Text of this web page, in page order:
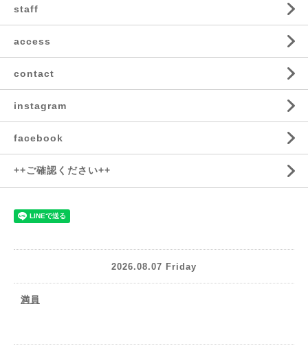
staff
access
contact
instagram
facebook
++ご確認ください++
2026.08.07 Friday
満員